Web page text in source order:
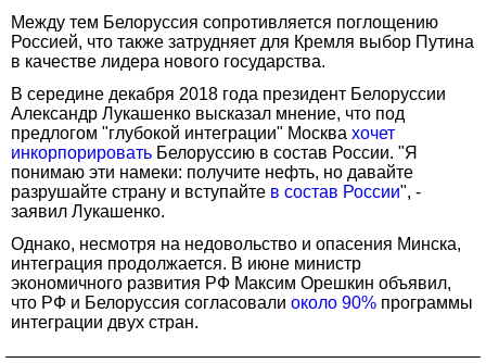
Между тем Белоруссия сопротивляется поглощению
Россией, что также затрудняет для Кремля выбор Путина
в качестве лидера нового государства.
В середине декабря 2018 года президент Белоруссии
Александр Лукашенко высказал мнение, что под
предлогом "глубокой интеграции" Москва хочет
инкорпорировать Белоруссию в состав России. "Я
понимаю эти намеки: получите нефть, но давайте
разрушайте страну и вступайте в состав России", -
заявил Лукашенко.
Однако, несмотря на недовольство и опасения Минска,
интеграция продолжается. В июне министр
экономичного развития РФ Максим Орешкин объявил,
что РФ и Белоруссия согласовали около 90% программы
интеграции двух стран.